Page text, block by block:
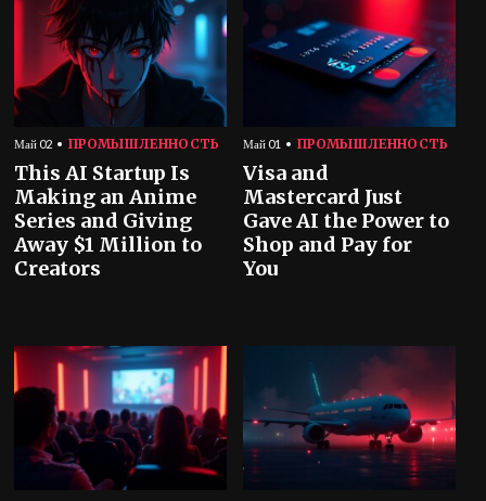
Май 02 ПРОМЫШЛЕННОСТЬ
This AI Startup Is
Making an Anime
Series and Giving
Away $1 Million to
Creators
Май 01 ПРОМЫШЛЕННОСТЬ
Visa and
Mastercard Just
Gave AI the Power to
Shop and Pay for
You